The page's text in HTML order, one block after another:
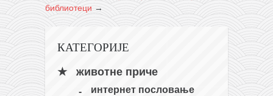
библиотеци →
КАТЕГОРИЈЕ
животне приче
интернет пословање